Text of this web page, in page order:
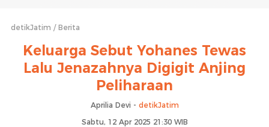
detikJatim Berita
Keluarga Sebut Yohanes Tewas
Lalu Jenazahnya Digigit Anjing
Peliharaan
Aprilia Devi - detikJatim
Sabtu, 12 Apr 2025 21:30 WIB